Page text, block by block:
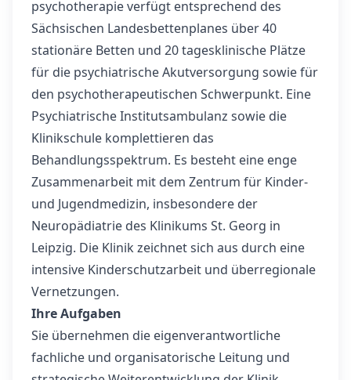
psychotherapie verfügt entsprechend des
Sächsischen Landesbettenplanes über 40
stationäre Betten und 20 tagesklinische Plätze
für die psychiatrische Akutversorgung sowie für
den psychotherapeutischen Schwerpunkt. Eine
Psychiatrische Institutsambulanz sowie die
Klinikschule komplettieren das
Behandlungsspektrum. Es besteht eine enge
Zusammenarbeit mit dem Zentrum für Kinder-
und Jugendmedizin, insbesondere der
Neuropädiatrie des Klinikums St. Georg in
Leipzig. Die Klinik zeichnet sich aus durch eine
intensive Kinderschutzarbeit und überregionale
Vernetzungen.
Ihre Aufgaben
Sie übernehmen die eigenverantwortliche
fachliche und organisatorische Leitung und